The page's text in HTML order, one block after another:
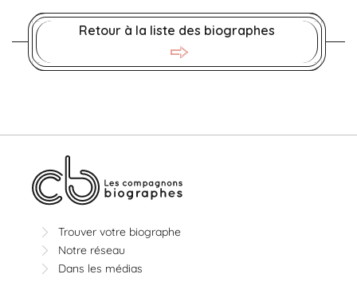
Retour à la liste des biographes
Trouver votre biographe
Notre réseau
Dans les médias